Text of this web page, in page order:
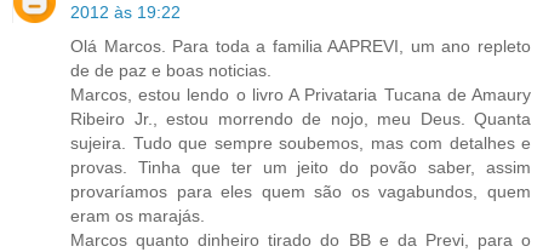
2012 às 19:22
Olá Marcos. Para toda a familia AAPREVI, um ano repleto
de de paz e boas noticias.
Marcos, estou lendo o livro A Privataria Tucana de Amaury
Ribeiro Jr., estou morrendo de nojo, meu Deus. Quanta
sujeira. Tudo que sempre soubemos, mas com detalhes e
provas. Tinha que ter um jeito do povão saber, assim
provaríamos para eles quem são os vagabundos, quem
eram os marajás.
Marcos quanto dinheiro tirado do BB e da Previ, para o